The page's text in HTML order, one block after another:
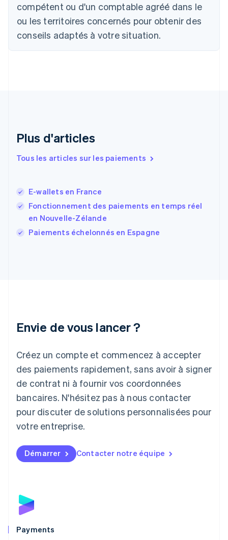
compétent ou d'un comptable agréé dans le
ou les territoires concernés pour obtenir des
conseils adaptés à votre situation.
Plus d'articles
Tous les articles sur les paiements
E-wallets en France
Fonctionnement des paiements en temps réel
en Nouvelle-Zélande
Paiements échelonnés en Espagne
Envie de vous lancer ?
Créez un compte et commencez à accepter
des paiements rapidement, sans avoir à signer
de contrat ni à fournir vos coordonnées
bancaires. N'hésitez pas à nous contacter
pour discuter de solutions personnalisées pour
votre entreprise.
Démarrer Contacter notre équipe
Payments
简体中文English
Chypre
English
Croatie
EnglishItaliano
English
EnglishEspañol简体中文
France
Gibraltar
English
Grèce
Japon
Lettonie
English
Liechtenstein
DeutschEnglish
Lituanie
Luxembourg
FrançaisDeutschEnglish
English简体中文
Malte
Norvège
English
English